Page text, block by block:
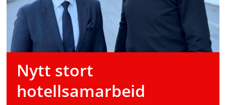
Nytt stort
hotellsamarbeid